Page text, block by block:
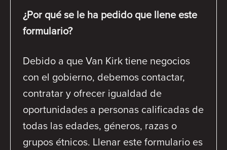
¿Por qué se le ha pedido que llene este
formulario?
Debido a que Van Kirk tiene negocios
con el gobierno, debemos contactar,
contratar y ofrecer igualdad de
oportunidades a personas calificadas de
todas las edades, géneros, razas o
grupos étnicos. Llenar este formulario es